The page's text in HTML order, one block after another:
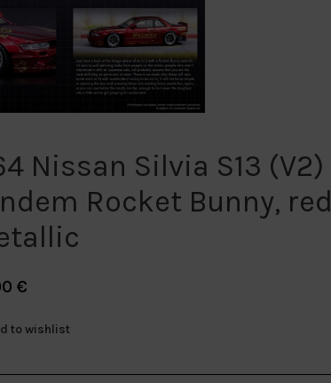
Nissan Silvia S13 (V2)
Rocket Bunny, red
€
to wishlist